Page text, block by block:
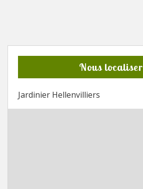
Nous localiser
Jardinier Hellenvilliers